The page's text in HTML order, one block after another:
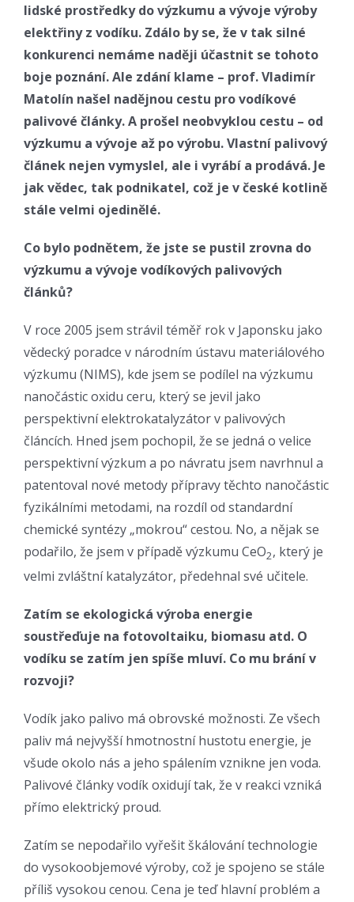
lidské prostředky do výzkumu a vývoje výroby
elektřiny z vodíku. Zdálo by se, že v tak silné
konkurenci nemáme naději účastnit se tohoto
boje poznání. Ale zdání klame – prof. Vladimír
Matolín našel nadějnou cestu pro vodíkové
palivové články. A prošel neobvyklou cestu – od
výzkumu a vývoje až po výrobu. Vlastní palivový
článek nejen vymyslel, ale i vyrábí a prodává. Je
jak vědec, tak podnikatel, což je v české kotlině
stále velmi ojedinělé.
Co bylo podnětem, že jste se pustil zrovna do
výzkumu a vývoje vodíkových palivových
článků?
V roce 2005 jsem strávil téměř rok v Japonsku jako
vědecký poradce v národním ústavu materiálového
výzkumu (NIMS), kde jsem se podílel na výzkumu
nanočástic oxidu ceru, který se jevil jako
perspektivní elektrokatalyzátor v palivových
článcích. Hned jsem pochopil, že se jedná o velice
perspektivní výzkum a po návratu jsem navrhnul a
patentoval nové metody přípravy těchto nanočástic
fyzikálními metodami, na rozdíl od standardní
chemické syntézy „mokrou“ cestou. No, a nějak se
podařilo, že jsem v případě výzkumu CeO2, který je
velmi zvláštní katalyzátor, předehnal své učitele.
Zatím se ekologická výroba energie
soustřeďuje na fotovoltaiku, biomasu atd. O
vodíku se zatím jen spíše mluví. Co mu brání v
rozvoji?
Vodík jako palivo má obrovské možnosti. Ze všech
paliv má nejvyšší hmotnostní hustotu energie, je
všude okolo nás a jeho spálením vznikne jen voda.
Palivové články vodík oxidují tak, že v reakci vzniká
přímo elektrický proud.
Zatím se nepodařilo vyřešit škálování technologie
do vysokoobjemové výroby, což je spojeno se stále
příliš vysokou cenou. Cena je teď hlavní problém a